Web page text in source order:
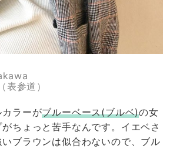
表参道）
ラーがブルーベース(ブルベ)の女
ちょっと苦手なんです。イエベさ
ブラウンは似合わないので、ブル